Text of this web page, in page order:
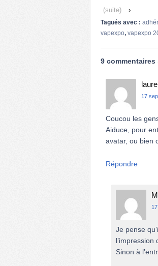
(suite)
›
Tagués avec :
vapexpo, vapexpo
9 commentaires
17
Coucou les
Aiduce, pour
avatar, ou bien
Répondre
Je pense
l’impression
Sinon à